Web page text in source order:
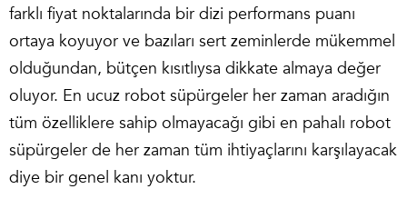
farklı fiyat noktalarında bir dizi performans puanı
ortaya koyuyor ve bazıları sert zeminlerde mükemmel
olduğundan, bütçen kısıtlıysa dikkate almaya değer
oluyor. En ucuz robot süpürgeler her zaman aradığın
tüm özelliklere sahip olmayacağı gibi en pahalı robot
süpürgeler de her zaman tüm ihtiyaçlarını karşılayacak
diye bir genel kanı yoktur.